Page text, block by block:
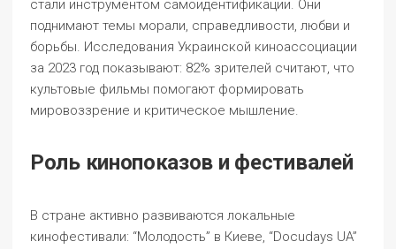
стали инструментом самоидентификации. Они
поднимают темы морали, справедливости, любви и
борьбы. Исследования Украинской киноассоциации
за 2023 год показывают: 82% зрителей считают, что
культовые фильмы помогают формировать
мировоззрение и критическое мышление.
Роль кинопоказов и фестивалей
В стране активно развиваются локальные
кинофестивали: “Молодость” в Киеве, “Docudays UA”